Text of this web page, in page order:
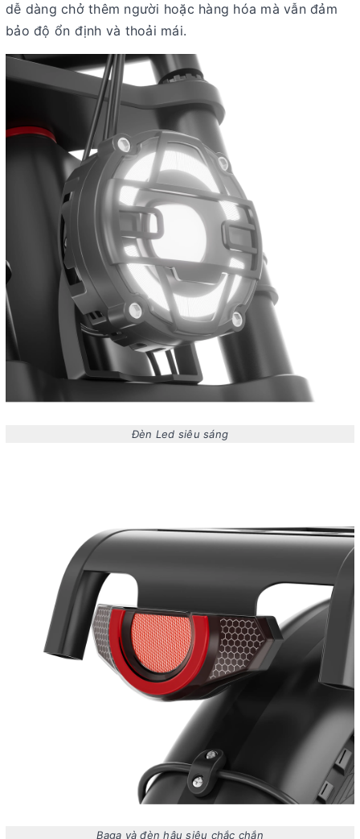
dễ dàng chở thêm người hoặc hàng hóa mà vẫn đảm
bảo độ ổn định và thoải mái.
Đèn Led siêu sáng
Baga và đèn hậu siêu chắc chắn